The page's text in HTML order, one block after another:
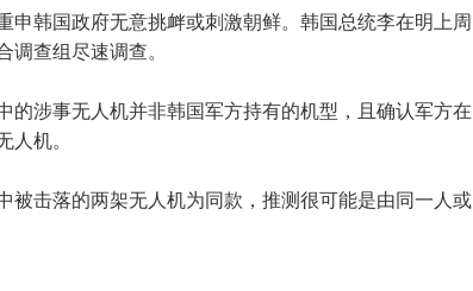
申韩国政府无意挑衅或刺激朝鲜。韩国总统李在明上周
查组尽速调查。
的涉事无人机并非韩国军方持有的机型，且确认军方在
机。
被击落的两架无人机为同款，推测很可能是由同一人或